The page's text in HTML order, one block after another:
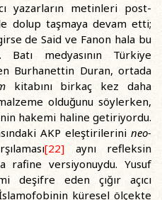
yazarların metinleri post-
dolup taşmaya devam etti;
de Said ve Fanon hala bu
medyasının Türkiye
Burhanettin Duran, ortada
kitabını birkaç kez daha
olduğunu söylerken,
hakemi haline getiriyordu.
AKP eleştirilerini neo-
[22] aynı refleksin
rafine versiyonuydu. Yusuf
deşifre eden çığır açıcı
küresel ölçekte